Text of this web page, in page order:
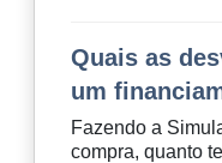
Quais as
um
Fazendo a
compra, quanto